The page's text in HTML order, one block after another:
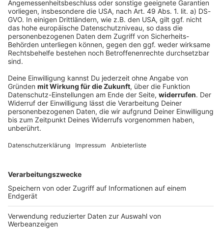
Five Finger Death Punch -Legacy
Diese Woche unsere Empfehlung aus der ROCK
ANTENNE Musikredaktion: Five Finger Death Punch -
Legacy
DEINE GEMERKTEN ARTIKEL
Du hast dir noch keine Artikel gemerkt
Markiere sie hierfür mit einem